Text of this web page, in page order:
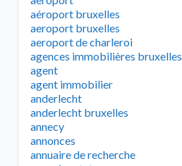
aéroport bruxelles
aeroport bruxelles
aeroport de charleroi
agences immobilières bruxelles
agent
agent immobilier
anderlecht
anderlecht bruxelles
annecy
annonces
annuaire de recherche